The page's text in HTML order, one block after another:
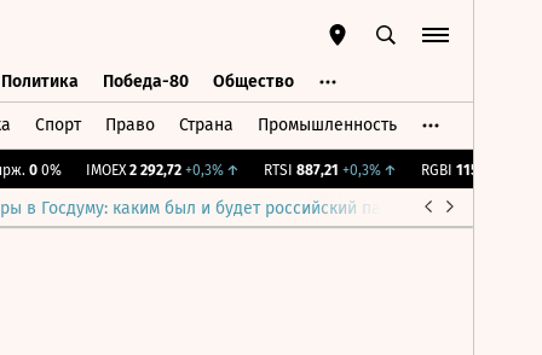
Политика Победа-80 Общество
Спорт Право Страна Промышленность
0 0% IMOEX 2 292,72 +0,3%↑ RTSI 887,21 +0,3%↑ RGBI 115,37
в Госдуму: каким был и будет российский парламент